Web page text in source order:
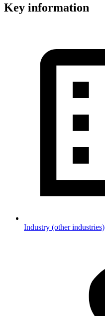
Key information
Industry (other industries)